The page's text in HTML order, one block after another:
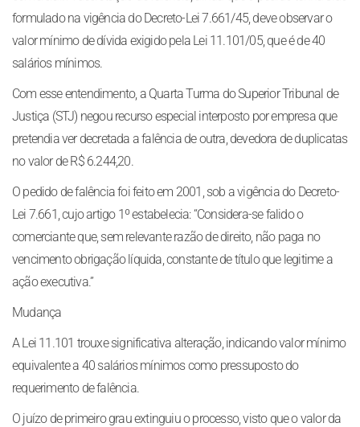
formulado na vigência do Decreto-Lei 7.661/45, deve observar o
valor mínimo de dívida exigido pela Lei 11.101/05, que é de 40
salários mínimos.
Com esse entendimento, a Quarta Turma do Superior Tribunal de
Justiça (STJ) negou recurso especial interposto por empresa que
pretendia ver decretada a falência de outra, devedora de duplicatas
no valor de R$ 6.244,20.
O pedido de falência foi feito em 2001, sob a vigência do Decreto-
Lei 7.661, cujo artigo 1º estabelecia: “Considera-se falido o
comerciante que, sem relevante razão de direito, não paga no
vencimento obrigação líquida, constante de título que legitime a
ação executiva.”
Mudança
A Lei 11.101 trouxe significativa alteração, indicando valor mínimo
equivalente a 40 salários mínimos como pressuposto do
requerimento de falência.
O juízo de primeiro grau extinguiu o processo, visto que o valor da